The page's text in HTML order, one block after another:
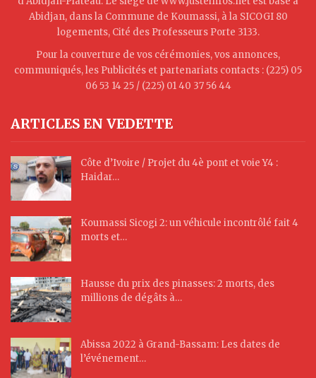
Abidjan, dans la Commune de Koumassi, à la SICOGI 80
logements, Cité des Professeurs Porte 3133.
Pour la couverture de vos cérémonies, vos annonces,
communiqués, les Publicités et partenariats contacts : (225) 05
06 53 14 25 / (225) 01 40 37 56 44
ARTICLES EN VEDETTE
Côte d’Ivoire / Projet du 4è pont et voie Y4 :
Haidar…
Koumassi Sicogi 2: un véhicule incontrôlé fait 4
morts et…
Hausse du prix des pinasses: 2 morts, des
millions de dégâts à…
Abissa 2022 à Grand-Bassam: Les dates de
l’événement…